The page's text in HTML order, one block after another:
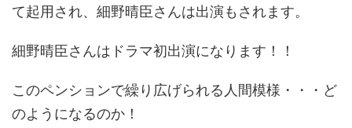
て起用され、細野晴臣さんは出演もされます。
細野晴臣さんはドラマ初出演になります！！
このペンションで繰り広げられる人間模様・・・ど
のようになるのか！